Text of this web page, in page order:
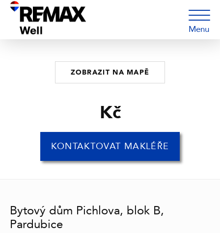
Menu
ZOBRAZIT NA MAPĚ
Kč
KONTAKTOVAT MAKLÉŘE
Bytový dům Pichlova, blok B,
Pardubice